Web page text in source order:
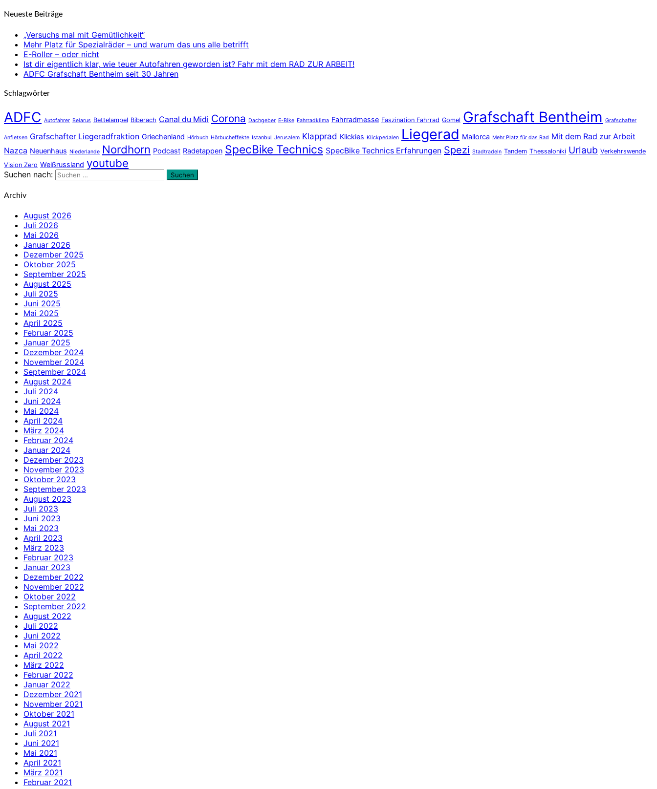
Neueste Beiträge
„Versuchs mal mit Gemütlichkeit“
Mehr Platz für Spezialräder – und warum das uns alle betrifft
E-Roller – oder nicht
Ist dir eigentlich klar, wie teuer Autofahren geworden ist? Fahr mit dem RAD ZUR ARBEIT!
ADFC Grafschaft Bentheim seit 30 Jahren
Schlagwörter
ADFC Autofahrer Belarus Bettelampel Biberach Canal du Midi Corona Dachgeber E-Bike Fahrradklima Fahrradmesse Faszination Fahrrad Gomel Grafschaft Bentheim Grafschafter
Anfietsen Grafschafter Liegeradfraktion Griechenland Hörbuch Hörbucheffekte Istanbul Jerusalem Klapprad Klickies Klickpedalen Liegerad Mallorca Mehr Platz für das Rad Mit dem Rad zur Arbeit
Nazca Neuenhaus Niederlande Nordhorn Podcast Radetappen SpecBike Technics SpecBike Technics Erfahrungen Spezi Stadtradeln Tandem Thessaloniki Urlaub Verkehrswende
Vision Zero Weißrussland youtube
Suchen nach: Suchen
Archiv
August 2026
Juli 2026
Mai 2026
Januar 2026
Dezember 2025
Oktober 2025
September 2025
August 2025
Juli 2025
Juni 2025
Mai 2025
April 2025
Februar 2025
Januar 2025
Dezember 2024
November 2024
September 2024
August 2024
Juli 2024
Juni 2024
Mai 2024
April 2024
März 2024
Februar 2024
Januar 2024
Dezember 2023
November 2023
Oktober 2023
September 2023
August 2023
Juli 2023
Juni 2023
Mai 2023
April 2023
März 2023
Februar 2023
Januar 2023
Dezember 2022
November 2022
Oktober 2022
September 2022
August 2022
Juli 2022
Juni 2022
Mai 2022
April 2022
März 2022
Februar 2022
Januar 2022
Dezember 2021
November 2021
Oktober 2021
August 2021
Juli 2021
Juni 2021
Mai 2021
April 2021
März 2021
Februar 2021